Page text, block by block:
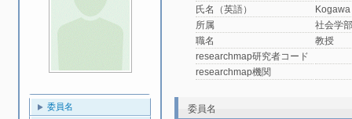
委員名
氏名（英語）
所属
社会学
職名
教授
researchmap研究者コード
researchmap機関
委員名